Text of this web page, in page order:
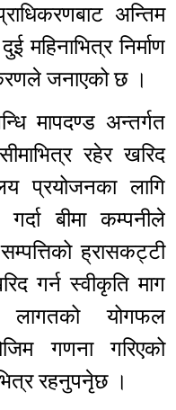
अन्तिम
महिनाभित्र निर्माण
जनाएको छ ।
मापदण्ड अन्तर्गत
रहेर खरिद
प्रयोजनका लागि
गर्दा बीमा कम्पनीले
ह्रासकट्टी
गर्न स्वीकृति माग
लागतको योगफल
गणना गरिएको
रहनुपनेृछ ।